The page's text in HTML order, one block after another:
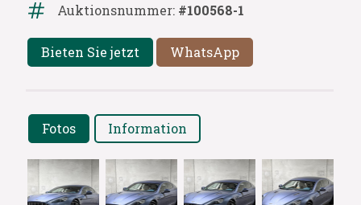
Auktionsnummer: #100568-1
Bieten Sie jetzt WhatsApp
Fotos Information